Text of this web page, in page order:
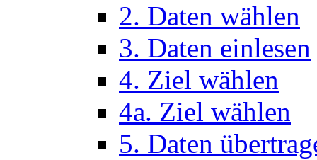
2. Daten wählen
3. Daten einlesen
4. Ziel wählen
4a. Ziel wählen
5. Daten